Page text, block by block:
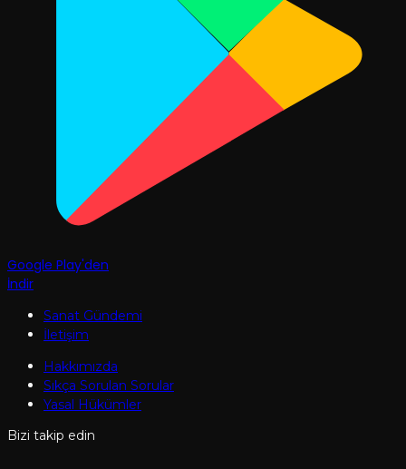
Google Play'den
İndir
Sanat Gündemi
İletişim
Hakkımızda
Sıkça Sorulan Sorular
Yasal Hükümler
Bizi takip edin